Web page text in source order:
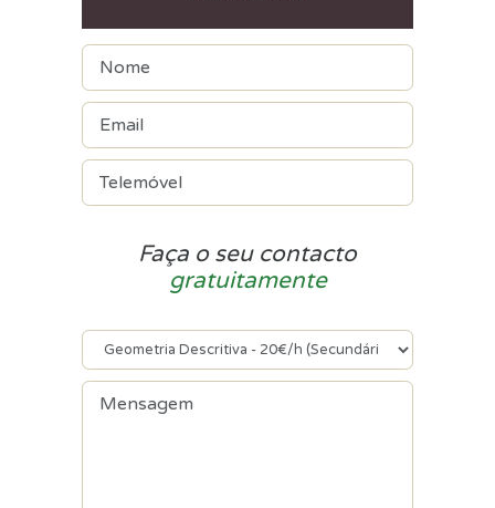
Faça o seu contacto
gratuitamente